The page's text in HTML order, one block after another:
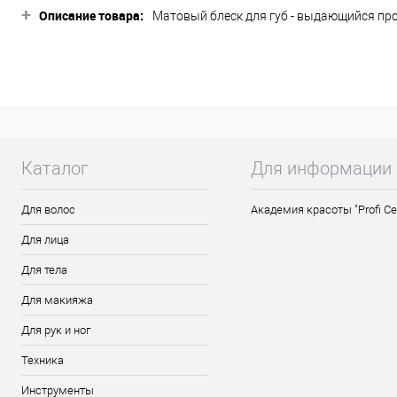
+ Описание товара:
Матовый блеск для губ - выдающийся
Активные ингредиенты: Масло
причмокивая, чтобы равномерно
подправить ошибки. Для эффекта
Каталог
Для волос
Для лица
Для тела
Для макияжа
Для рук и ног
Техника
Инструменты
Для информации
Академия красоты "Profi